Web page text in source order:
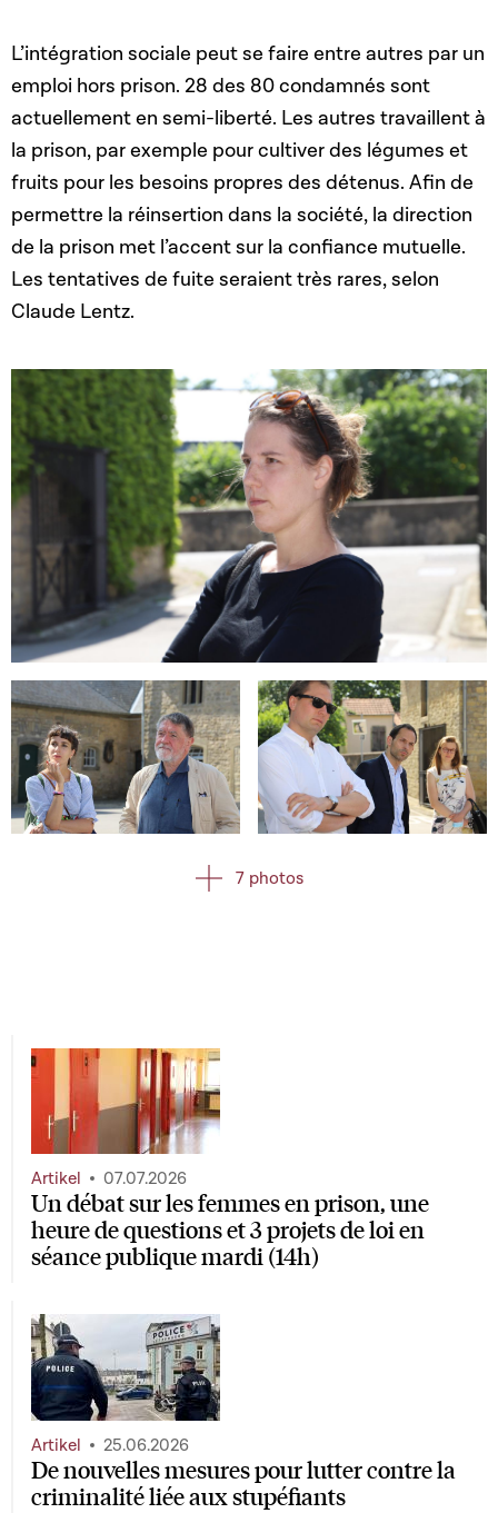
L’intégration sociale peut se faire entre autres par un
emploi hors prison. 28 des 80 condamnés sont
actuellement en semi-liberté. Les autres travaillent à
la prison, par exemple pour cultiver des légumes et
fruits pour les besoins propres des détenus. Afin de
permettre la réinsertion dans la société, la direction
de la prison met l’accent sur la confiance mutuelle.
Les tentatives de fuite seraient très rares, selon
Claude Lentz.
Open image in gallery
Open image in gallery Open image in gallery
7 photos
Un débat sur les femmes en prison, une
heure de questions et 3 projets de loi en
séance publique mardi (14h)
Artikel 07.07.2026
De nouvelles mesures pour lutter contre la
criminalité liée aux stupéfiants
Artikel 25.06.2026